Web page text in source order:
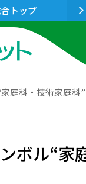
トップ
家庭科・技術家庭
ンボル“